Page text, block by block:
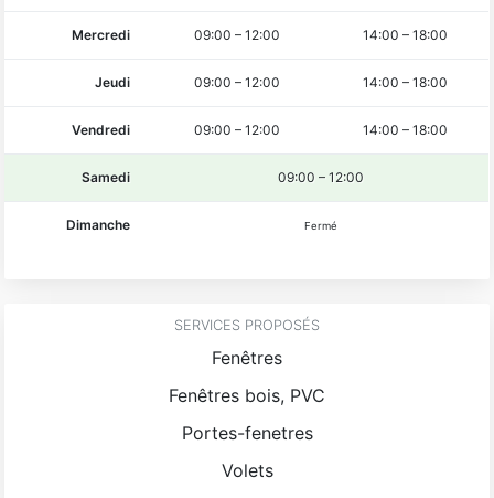
Mercredi 09:00 – 12:00 14:00 – 18:00
Jeudi 09:00 – 12:00 14:00 – 18:00
Vendredi 09:00 – 12:00 14:00 – 18:00
Samedi 09:00 – 12:00
Dimanche Fermé
SERVICES PROPOSÉS
Fenêtres
Fenêtres bois, PVC
Portes-fenetres
Volets